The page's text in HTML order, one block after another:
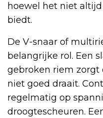
hoewel het niet
biedt.
De V-snaar of
belangrijke rol. Een
gebroken riem zorgt
niet goed draait.
regelmatig op
droogtescheuren.